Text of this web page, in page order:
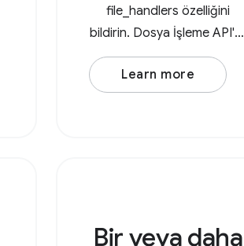
file_handlers özelliğini
bildirin. Dosya İşleme API'si,
action özelliğini (bir işleme
URL'si) ve accept özelliğini
Learn more
Bir veya daha